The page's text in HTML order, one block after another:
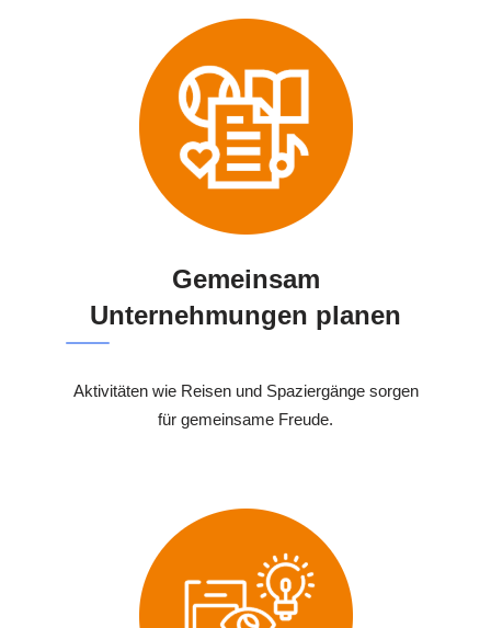
Gemeinsam
Unternehmungen planen
Aktivitäten wie Reisen und Spaziergänge sorgen
für gemeinsame Freude.